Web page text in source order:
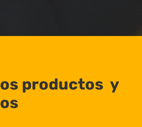
productos y